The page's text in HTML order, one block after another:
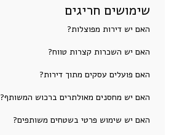
שימושים חריגים
האם יש דירות מפוצלות?
האם יש השכרות קצרות טווח?
האם פועלים עסקים מתוך דירות?
האם יש מחסנים מאולתרים ברכוש המשותף?
האם יש שימוש פרטי בשטחים משותפים?